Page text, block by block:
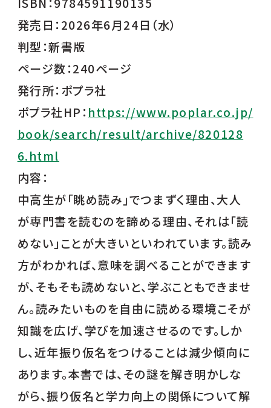
発売日：2026年6月24日（水）
判型：新書版
ページ数：240ページ
発行所：ポプラ社
ポプラ社HP： https://www.poplar.co.jp/
book/search/result/archive/820128
6.html
内容：
中高生が「眺め読み」でつまずく理由、大人
が専門書を読むのを諦める理由、それは「読
めない」ことが大きいといわれています。読み
方がわかれば、意味を調べることができます
が、そもそも読めないと、学ぶこともできませ
ん。読みたいものを自由に読める環境こそが
知識を広げ、学びを加速させるのです。しか
し、近年振り仮名をつけることは減少傾向に
あります。本書では、その謎を解き明かしな
がら、振り仮名と学力向上の関係について解